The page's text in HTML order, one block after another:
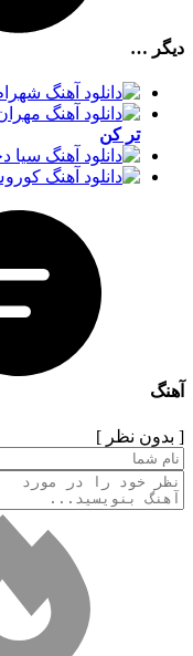
دیگر …
تر کن
آهنگ
[ بدون نظر ]